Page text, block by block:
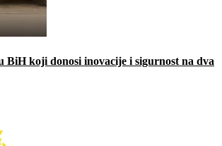
koji donosi inovacije i sigurnost na dva